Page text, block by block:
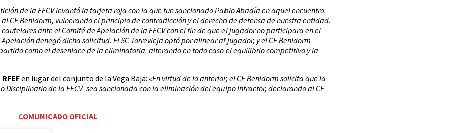
de la FFCV levantó la tarjeta roja con la que fue sancionado Pablo Abadía en aquel encuentro,
CF Benidorm, vulnerando el principio de contradicción y el derecho de defensa de nuestra entidad.
ante el Comité de Apelación de la FFCV con el fin de que el jugador no participara en el
denegó dicha solicitud. El SC Torrevieja optó por alinear al jugador, y el CF Benidorm
como el desenlace de la eliminatoria, alterando en todo caso el equilibrio competitivo y la
en lugar del conjunto de la Vega Baja: «En virtud de lo anterior, el CF Benidorm solicita que la
de la FFCV- sea sancionada con la eliminación del equipo infractor, declarando al CF
COMUNICADO OFICIAL